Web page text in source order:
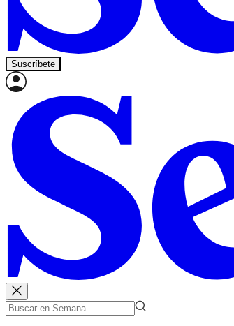
Suscríbete